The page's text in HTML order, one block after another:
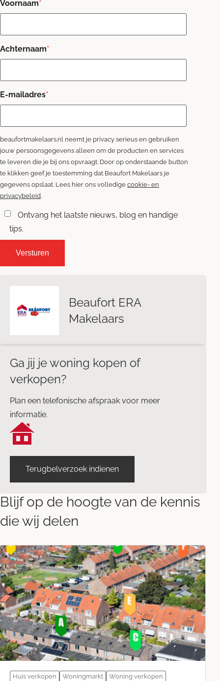
Voornaam*
Achternaam*
E-mailadres*
beaufortmakelaars.nl neemt je privacy serieus en gebruiken
jouw persoonsgegevens alleen om de producten en services
te leveren die je bij ons opvraagt. Door op onderstaande button
te klikken geef je toestemming dat Beaufort Makelaars je
gegevens opslaat. Lees hier ons volledige cookie- en
privacybeleid.
Ontvang het laatste nieuws, blog en handige
tips.
Beaufort ERA
Makelaars
Ga jij je woning kopen of
verkopen?
Plan een telefonische afspraak voor meer
informatie.
Terugbelverzoek indienen
Blijf op de hoogte van de kennis
die wij delen
Huis verkopen Woningmarkt
Woning verkopen